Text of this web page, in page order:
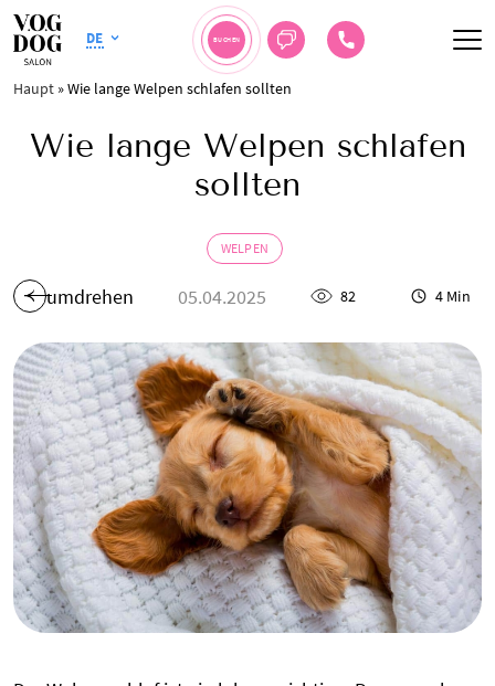
DE BUCHEN
Haupt »Wie lange Welpen schlafen sollten
Wie lange Welpen schlafen
sollten
WELPEN
umdrehen 05.04.2025 82 4 Min